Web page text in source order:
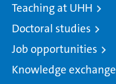
Teaching at UHH
Doctoral studies
Job opportunities
Knowledge exchange